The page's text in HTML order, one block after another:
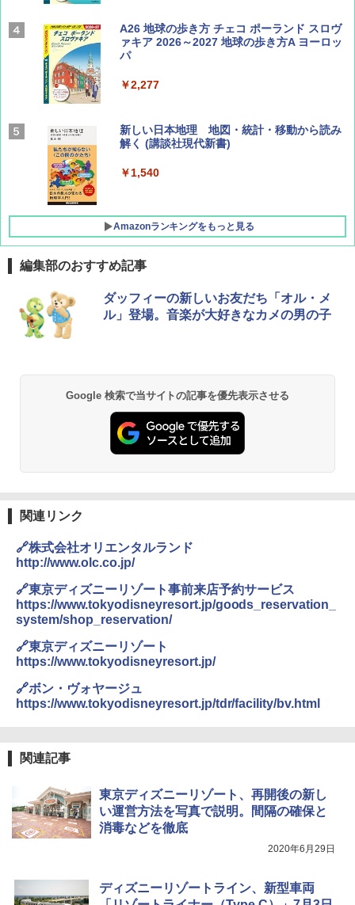
Coyote No.89 特集 星野道夫 夢見る旅
￥1,540
AIRLINE（エアライン）2026年9月号【特
集】ボーイング110周年を祝して！
￥1,760
A26 地球の歩き方 チェコ ポーランド スロヴ
ァキア 2026～2027 地球の歩き方A ヨーロッ
パ
￥2,277
新しい日本地理 地図・統計・移動から読み
解く (講談社現代新書)
￥1,540
Amazonランキングをもっと見る
[キャンパーズコレクション 山善] ポップアッ
プテント 傘みたいに広げて畳める パッとサ
ッとサンシェード キューブ フルクローズ メ
￥6,830
PYKES PEAK (パイクスピーク) 着替えテン
ト プライバシー テント 【中が透けない】 1
人用 折りたたみ 防災グッズ 災害用トイレ ビ
易 トイレテント (ブラック)
ENDLESS BASE 《めざましテレビで紹介》
テント ワンタッチ RENEW 幅200 2-3人用 43
￥5,999
[キャンパーズコレクション 山善] 傘みたいに
広げるだけ パッとサッとテント ブラックコ
簡単設置 ポップアップテント エクルベージ
ュ(BC仕様) PATC-150B(EB)
広げるだけ パッとサッとテント キューブワ
イド ブラックコーティング フルクローズ メ
ッシュ 4人用 簡単設置 ポップアップテント P
ATCW-150B エクルベージュ
GRANDOOR ステンレス保冷剤 2個セット 2
026リニューアル 急速冷凍 空間倍増 衛生的
コンパクト 保冷力長持ち
DEWEL パラソル 大型 ビーチ アウトドアパ
防水 UVカット 4段階高さ調整 軽量 収納袋付
き
秒）射程5～10m 安全ロック搭載 携帯収納袋
付き ヒグマ・イノシシ対策 自治体・教育機
防災用品 長期保存可能 緊急時用 日本国内発
送
USB充電式 高精度 超長距離照射 長時間使用
可能 安全ロック付き 高安全性 金属製耐久 コ
HYREKK 八角形タープ 防水タープ 3×4.5m
ブラックラバーコーティング UPF50+ UVカ
ット 5000mm耐水圧 210D生地 遮光
編集部のおすすめ記事
ダッフィーの新しいお友だち「オル・メ
ル」登場。音楽が大好きなカメの男の子
Google 検索で当サイトの記事を優先表示させる
関連リンク
🔗株式会社オリエンタルランド
http://www.olc.co.jp/
🔗東京ディズニーリゾート事前来店予約サービス
https://www.tokyodisneyresort.jp/goods_reservation_
system/shop_reservation/
🔗東京ディズニーリゾート
https://www.tokyodisneyresort.jp/
🔗ボン・ヴォヤージュ
https://www.tokyodisneyresort.jp/tdr/facility/bv.html
関連記事
東京ディズニーリゾート、再開後の新し
い運営方法を写真で説明。間隔の確保と
消毒などを徹底
2020年6月29日
ディズニーリゾートライン、新型車両